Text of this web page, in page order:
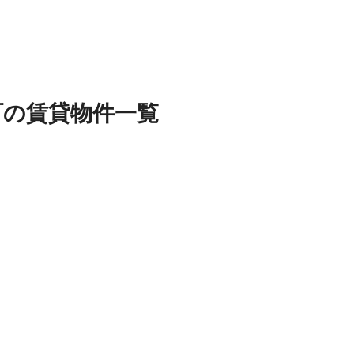
の賃貸物件一覧